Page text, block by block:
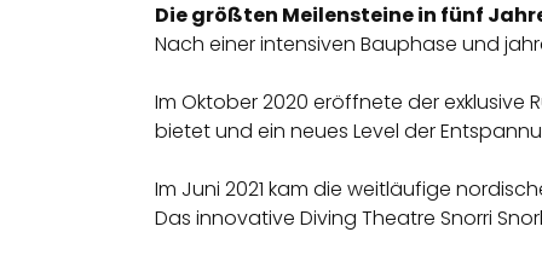
Die größten Meilensteine in fünf
Nach einer intensiven Bauphase und
Im Oktober 2020 eröffnete der exklusive
bietet und ein neues Level der
Im Juni 2021 kam die weitläufige
Das innovative Diving Theatre Snorri